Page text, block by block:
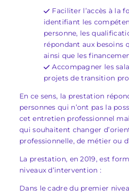
Faciliter l’accès à la
identifiant les
personne, les
répondant aux besoins
ainsi que les
Accompagner les
projets de transition
En ce sens, la prestation
personnes qui n’ont pas la
cet entretien professionnel
qui souhaitent changer
professionnelle, de métier ou
La prestation, en 2019, est
niveaux d’intervention :
Dans le cadre du premier